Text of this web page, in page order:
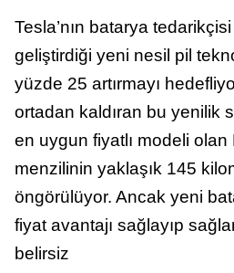
Tesla’nın batarya
geliştirdiği yeni nesil pil
yüzde 25 artırmayı
ortadan kaldıran bu yenilik
en uygun fiyatlı modeli olan
menzilinin yaklaşık 145
öngörülüyor. Ancak yeni
fiyat avantajı sağlayıp
belirsiz